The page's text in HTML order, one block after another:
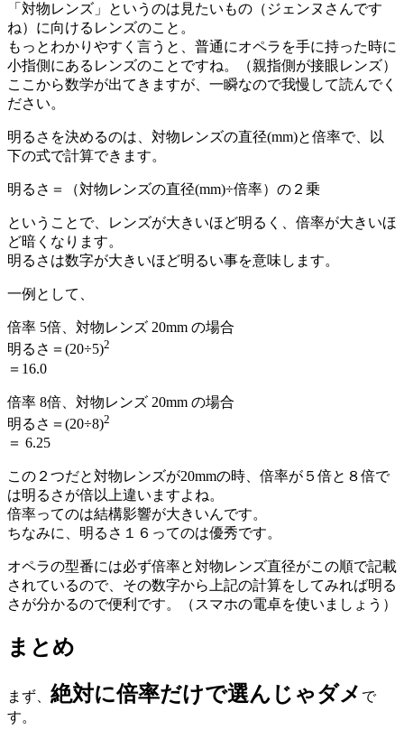
「対物レンズ」というのは見たいもの（ジェンヌさんです
ね）に向けるレンズのこと。
もっとわかりやすく言うと、普通にオペラを手に持った時に
小指側にあるレンズのことですね。（親指側が接眼レンズ）
ここから数学が出てきますが、一瞬なので我慢して読んでく
ださい。
明るさを決めるのは、対物レンズの直径(mm)と倍率で、以
下の式で計算できます。
明るさ＝（対物レンズの直径(mm)÷倍率）の２乗
ということで、レンズが大きいほど明るく、倍率が大きいほ
ど暗くなります。
明るさは数字が大きいほど明るい事を意味します。
一例として、
倍率 5倍、対物レンズ 20mm の場合
明るさ＝(20÷5)2
＝16.0
倍率 8倍、対物レンズ 20mm の場合
明るさ＝(20÷8)2
＝ 6.25
この２つだと対物レンズが20mmの時、倍率が５倍と８倍で
は明るさが倍以上違いますよね。
倍率ってのは結構影響が大きいんです。
ちなみに、明るさ１６ってのは優秀です。
オペラの型番には必ず倍率と対物レンズ直径がこの順で記載
されているので、その数字から上記の計算をしてみれば明る
さが分かるので便利です。（スマホの電卓を使いましょう）
まとめ
まず、 絶対に倍率だけで選んじゃダメ で
す。